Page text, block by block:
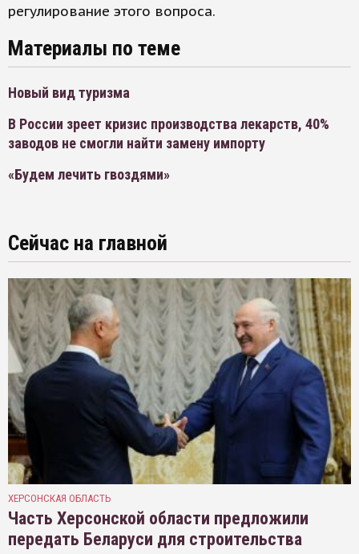
регулирование этого вопроса.
Материалы по теме
Новый вид туризма
В России зреет кризис производства лекарств, 40%
заводов не смогли найти замену импорту
«Будем лечить гвоздями»
Сейчас на главной
ХЕРСОНСКАЯ ОБЛАСТЬ
Часть Херсонской области предложили
передать Беларуси для строительства